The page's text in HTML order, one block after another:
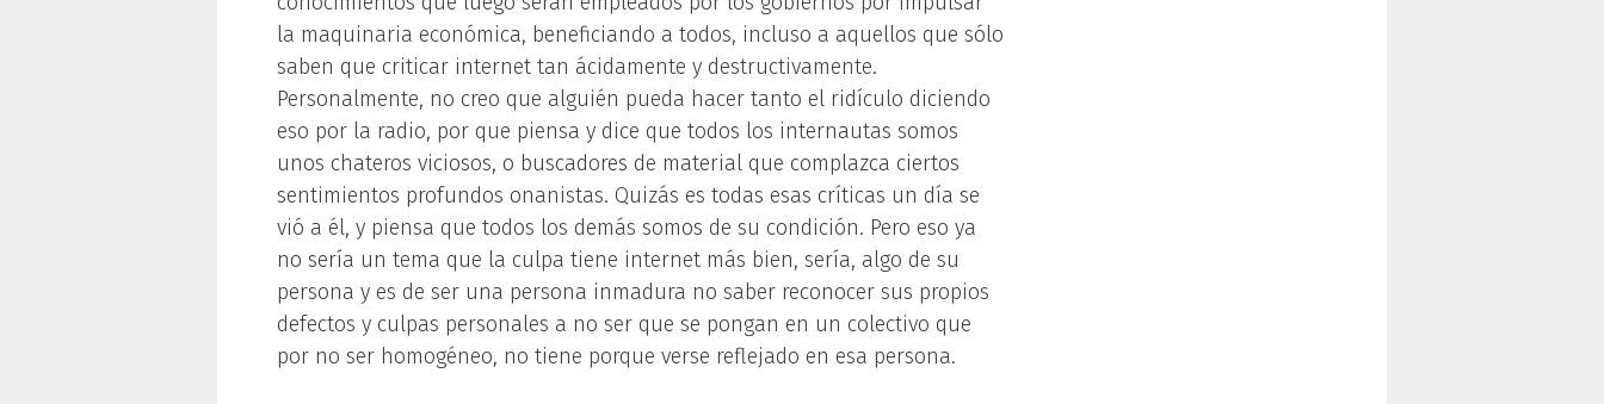
la maquinaria económica, beneficiando a todos, incluso a aquellos que sólo
saben que criticar internet tan ácidamente y destructivamente.
Personalmente, no creo que alguién pueda hacer tanto el ridículo diciendo
eso por la radio, por que piensa y dice que todos los internautas somos
unos chateros viciosos, o buscadores de material que complazca ciertos
sentimientos profundos onanistas. Quizás es todas esas críticas un día se
vió a él, y piensa que todos los demás somos de su condición. Pero eso ya
no sería un tema que la culpa tiene internet más bien, sería, algo de su
persona y es de ser una persona inmadura no saber reconocer sus propios
defectos y culpas personales a no ser que se pongan en un colectivo que
por no ser homogéneo, no tiene porque verse reflejado en esa persona.